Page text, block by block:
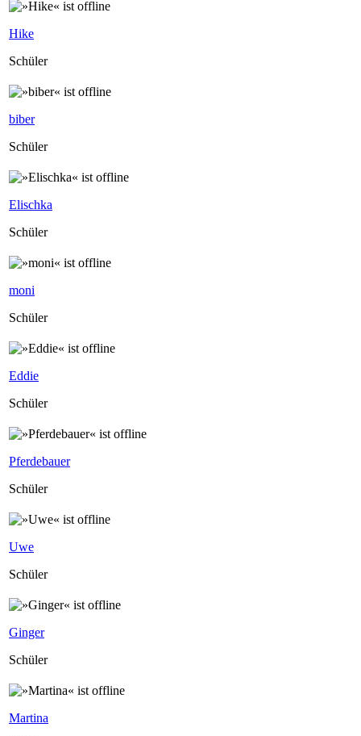
Hike
Schüler
biber
Schüler
Elischka
Schüler
moni
Schüler
Eddie
Schüler
Pferdebauer
Schüler
Uwe
Schüler
Ginger
Schüler
Martina